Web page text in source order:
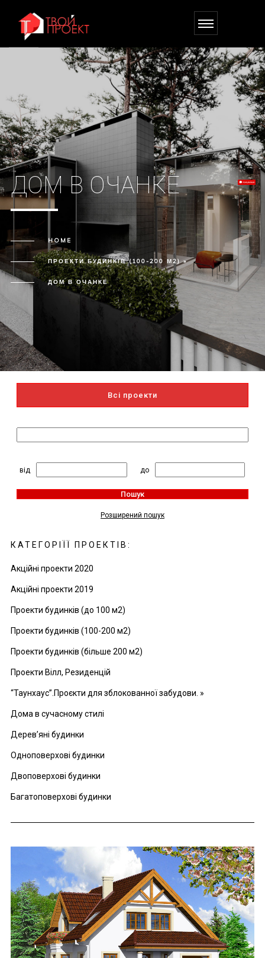
ДОМ В ОЧАНКЕ
HOME
ПРОЕКТИ БУДИНКІВ (100-200 М2) »
ДОМ В ОЧАНКЕ
Всі проекти
від
до
Пошук
Розширений пошук
КАТЕГОРІЇЇ ПРОЕКТІВ:
Акційні проекти 2020
Акційні проекти 2019
Проекти будинків (до 100 м2)
Проекти будинків (100-200 м2)
Проекти будинків (більше 200 м2)
Проекти Вілл, Резиденцій
“Таунхаус”.Проєкти для зблокованної забудови. »
Дома в сучасному стилі
Дерев’яні будинки
Одноповерхові будинки
Двоповерхові будинки
Багатоповерхові будинки